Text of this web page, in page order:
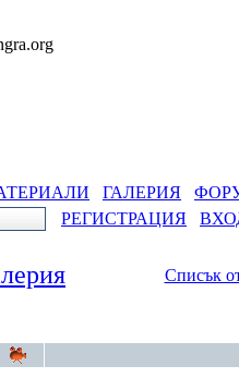
ГАЛЕРИЯ
РЕГИСТРАЦИЯ
Списък